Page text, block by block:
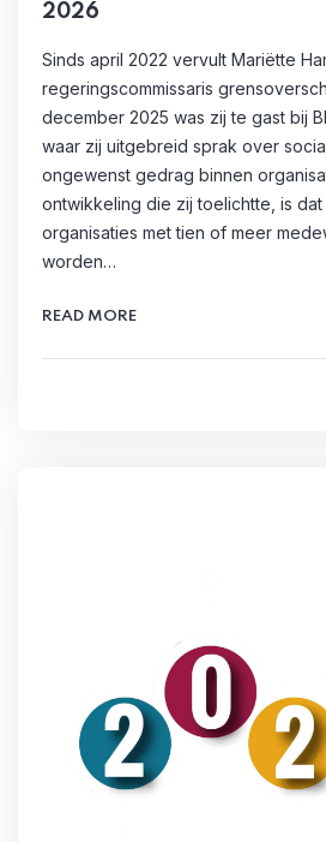
2026
Sinds april 2022 vervult Mariëtte
regeringscommissaris
december 2025 was zij te gast bij
waar zij uitgebreid sprak over
ongewenst gedrag binnen
ontwikkeling die zij toelichtte, is dat
organisaties met tien of meer
worden…
READ MORE